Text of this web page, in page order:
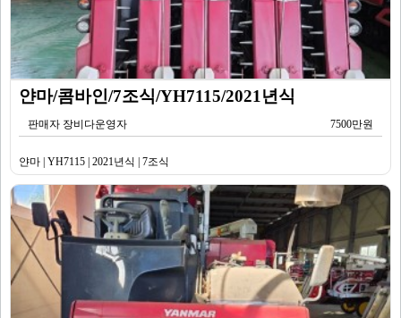
얀마/콤바인/7조식/YH7115/2021년식
판매자 장비다운영자 7500만원
얀마 | YH7115 | 2021년식 | 7조식